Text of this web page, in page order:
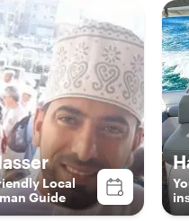
Local
Guide